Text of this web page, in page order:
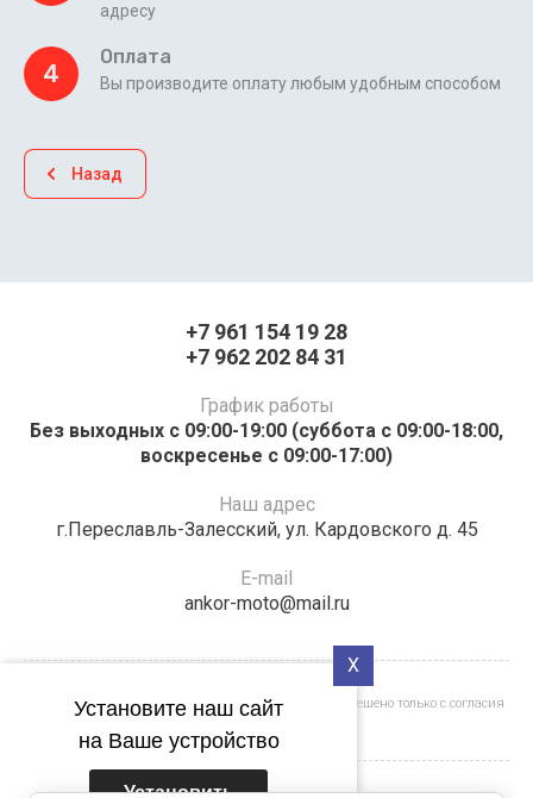
адресу
4
Оплата
Вы производите оплату любым удобным способом
Назад
+7 961 154 19 28
+7 962 202 84 31
График работы
Без выходных с 09:00-19:00 (суббота с 09:00-18:00,
воскресенье с 09:00-17:00)
Наш адрес
г.Переславль-Залесский, ул. Кардовского д. 45
E-mail
ankor-moto@mail.ru
Полное или частичное копирование материалов разрешено только с согласия
владельца сайта
X
Установите наш сайт
на Ваше устройство
Установить